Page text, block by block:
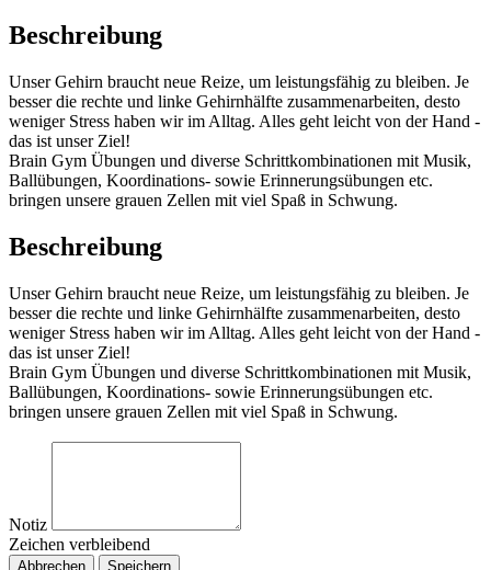
Beschreibung
Unser Gehirn braucht neue Reize, um leistungsfähig zu bleiben. Je
besser die rechte und linke Gehirnhälfte zusammenarbeiten, desto
weniger Stress haben wir im Alltag. Alles geht leicht von der Hand -
das ist unser Ziel!
Brain Gym Übungen und diverse Schrittkombinationen mit Musik,
Ballübungen, Koordinations- sowie Erinnerungsübungen etc.
bringen unsere grauen Zellen mit viel Spaß in Schwung.
Beschreibung
Unser Gehirn braucht neue Reize, um leistungsfähig zu bleiben. Je
besser die rechte und linke Gehirnhälfte zusammenarbeiten, desto
weniger Stress haben wir im Alltag. Alles geht leicht von der Hand -
das ist unser Ziel!
Brain Gym Übungen und diverse Schrittkombinationen mit Musik,
Ballübungen, Koordinations- sowie Erinnerungsübungen etc.
bringen unsere grauen Zellen mit viel Spaß in Schwung.
Notiz
Zeichen verbleibend
Abbrechen Speichern